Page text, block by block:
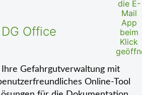
DG Office
Gefahrgutverwaltung mit
Online-Tool